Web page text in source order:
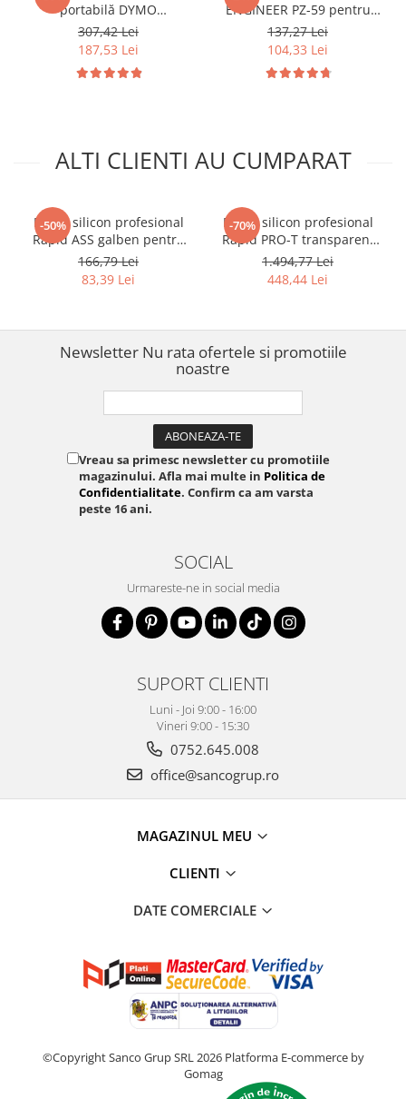
portabilă DYMO
LabelManager 160 cu
tastatură QWERTY pentru
organizare și identificare
acasă și la birou 2174612
307,42 Lei
187,53 Lei
ENGINEER PZ-59 pentru
extragerea suruburilor
deteriorate si gripate 200
mm Fabricat in Japonia
137,27 Lei
104,33 Lei
ALTI CLIENTI AU CUMPARAT
-50%
Baton silicon profesional
Rapid ASS galben pentru
asamblare industriala, Ø12
mm x 190 mm, baza EVA, 1
kg, compatibil EG320 EG340
166,79 Lei
83,39 Lei
-70%
Baton silicon profesional
Rapid PRO-T transparent
pentru PVC si cabluri, Ø12
mm x 190 mm, baza EVA, 10
kg, compatibil EG320 EG340
1.494,77 Lei
448,44 Lei
Newsletter Nu rata ofertele si promotiile
noastre
Vreau sa primesc newsletter cu promotiile
magazinului. Afla mai multe in Politica de
Confidentialitate. Confirm ca am varsta
peste 16 ani.
SOCIAL
Urmareste-ne in social media
SUPORT CLIENTI
Luni - Joi 9:00 - 16:00
Vineri 9:00 - 15:30
0752.645.008
office@sancogrup.ro
MAGAZINUL MEU
CLIENTI
DATE COMERCIALE
©Copyright Sanco Grup SRL 2026 Platforma E-commerce by
Gomag